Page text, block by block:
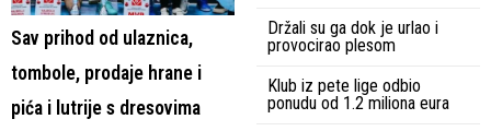
Sav prihod od ulaznica,
tombole, prodaje hrane i
pića i lutrije s dresovima
Držali su ga dok je urlao i
provocirao plesom
Klub iz pete lige odbio
ponudu od 1.2 miliona eura